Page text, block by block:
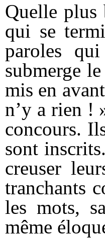
Quelle plus
qui se
paroles
submerge
mis en
n’y a rien !
concours.
sont
creuser
tranchants
les mots,
même